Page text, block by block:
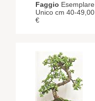
Faggio Esemplare
Unico cm 40-49,00
€